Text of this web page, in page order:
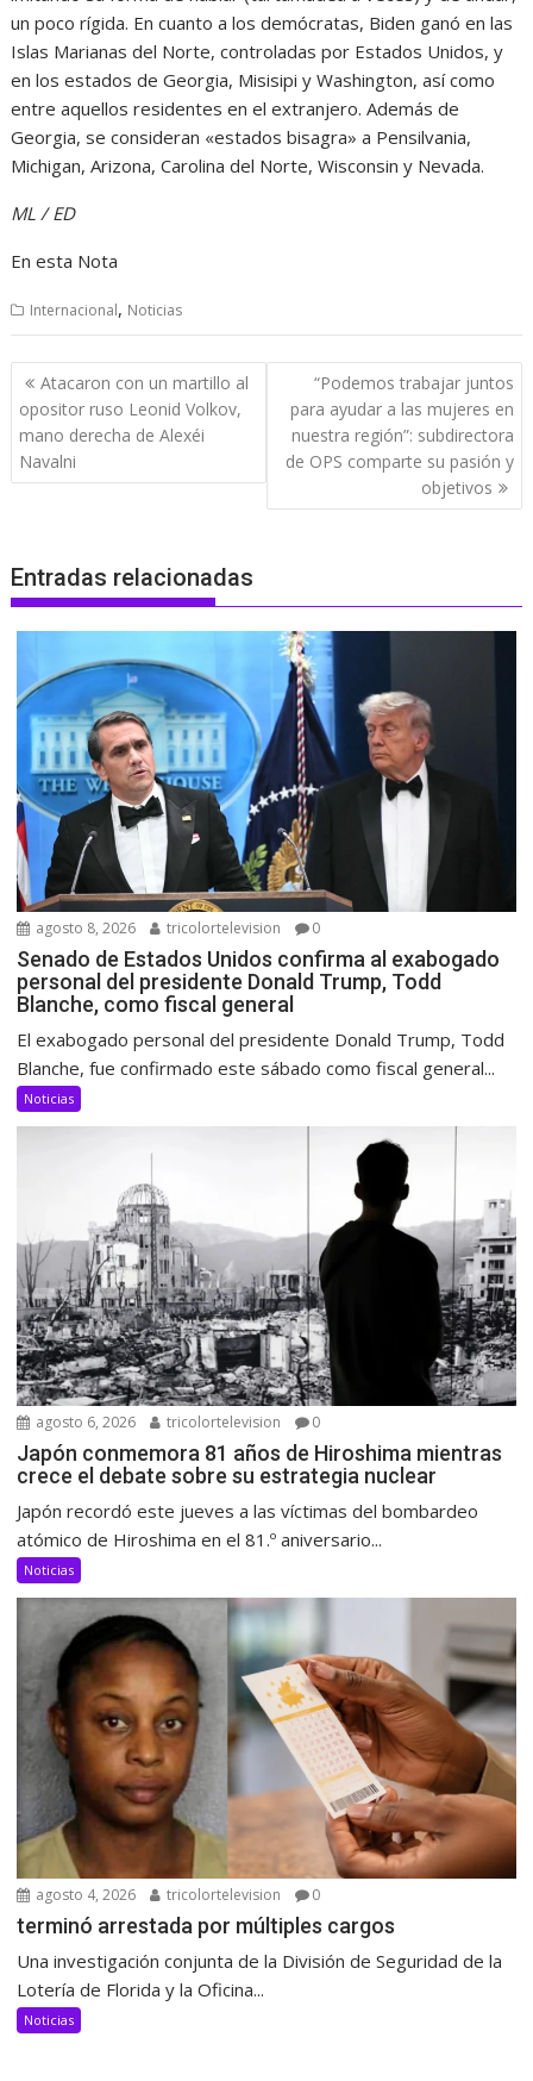
un poco rígida. En cuanto a los demócratas, Biden ganó en las
Islas Marianas del Norte, controladas por Estados Unidos, y
en los estados de Georgia, Misisipi y Washington, así como
entre aquellos residentes en el extranjero. Además de
Georgia, se consideran «estados bisagra» a Pensilvania,
Michigan, Arizona, Carolina del Norte, Wisconsin y Nevada.
ML / ED
En esta Nota
Internacional, Noticias
Navegación
de
entradas
Atacaron con un martillo al
opositor ruso Leonid Volkov,
mano derecha de Alexéi
Navalni
“Podemos trabajar juntos
para ayudar a las mujeres en
nuestra región”: subdirectora
de OPS comparte su pasión y
objetivos
Entradas relacionadas
agosto 8, 2026 tricolortelevision 0
Senado de Estados Unidos confirma al exabogado
personal del presidente Donald Trump, Todd
Blanche, como fiscal general
El exabogado personal del presidente Donald Trump, Todd
Blanche, fue confirmado este sábado como fiscal general...
Noticias
agosto 6, 2026 tricolortelevision 0
Japón conmemora 81 años de Hiroshima mientras
crece el debate sobre su estrategia nuclear
Japón recordó este jueves a las víctimas del bombardeo
atómico de Hiroshima en el 81.º aniversario...
Noticias
agosto 4, 2026 tricolortelevision 0
terminó arrestada por múltiples cargos
Una investigación conjunta de la División de Seguridad de la
Lotería de Florida y la Oficina...
Noticias